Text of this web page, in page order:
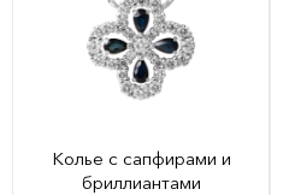
Колье с сапфирами и
бриллиантами